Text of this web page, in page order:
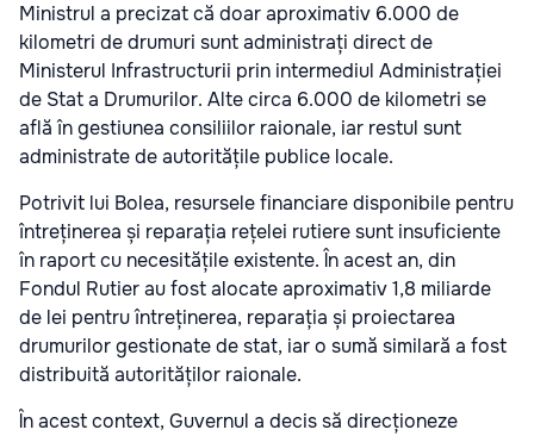
Ministrul a precizat că doar aproximativ 6.000 de
kilometri de drumuri sunt administrați direct de
Ministerul Infrastructurii prin intermediul Administrației
de Stat a Drumurilor. Alte circa 6.000 de kilometri se
află în gestiunea consiliilor raionale, iar restul sunt
administrate de autoritățile publice locale.
Potrivit lui Bolea, resursele financiare disponibile pentru
întreținerea și reparația rețelei rutiere sunt insuficiente
în raport cu necesitățile existente. În acest an, din
Fondul Rutier au fost alocate aproximativ 1,8 miliarde
de lei pentru întreținerea, reparația și proiectarea
drumurilor gestionate de stat, iar o sumă similară a fost
distribuită autorităților raionale.
În acest context, Guvernul a decis să direcționeze